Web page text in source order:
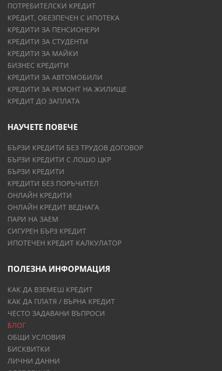
ПОТРЕБИТЕЛСКИ КРЕДИТ
КРЕДИТ, ОБЕЗПЕЧЕН С ИПОТЕКА
КРЕДИТИ ЗА ПЕНСИОНЕРИ
КРЕДИТИ ЗА СТУДЕНТИ
КРЕДИТИ ЗА МАЙКИ
БИЗНЕС КРЕДИТИ
КРЕДИТИ ЗА АВТОМОБИЛИ
КРЕДИТИ ЗА РЕМОНТ НА ЖИЛИЩЕ
КРЕДИТ ДО ЗАПЛАТА
НАУЧЕТЕ ПОВЕЧЕ
БЪРЗИ КРЕДИТИ БЕЗ ТРУДОВ ДОГОВОР
БЪРЗИ КРЕДИТИ С ЛОШО ЦКР
БЪРЗИ КРЕДИТИ
КРЕДИТИ БЕЗ ПОРЪЧИТЕЛ
ОНЛАЙН КРЕДИТИ
ОНЛАЙН КРЕДИТ ВЕДНАГА
ПАРИ НА ЗАЕМ
СИГУРЕН БЪРЗ КРЕДИТ
ИПОТЕЧЕН КРЕДИТ КАЛКУЛАТОР
ПОЛЕЗНА ИНФОРМАЦИЯ
КАК ДА ВЗЕМЕШ КРЕДИТ
КАК ДА ПЛАТЯ / ВЪРНА КРЕДИТ
ЧЕСТО ЗАДАВАНИ ВЪПРОСИ
БЛОГ
ОБЩИ УСЛОВИЯ
БИСКВИТКИ
ЛИЧНИ ДАННИ